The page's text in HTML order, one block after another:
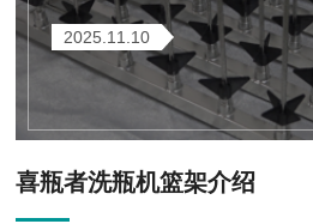
2025.11.10
喜瓶者洗瓶机篮架介绍